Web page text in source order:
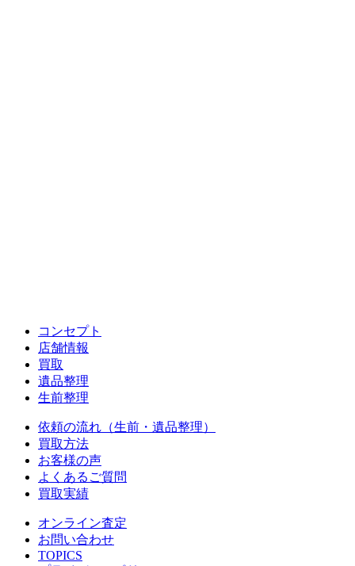
コンセプト
店舗情報
買取
遺品整理
生前整理
依頼の流れ（生前・遺品整理）
買取方法
お客様の声
よくあるご質問
買取実績
オンライン査定
お問い合わせ
TOPICS